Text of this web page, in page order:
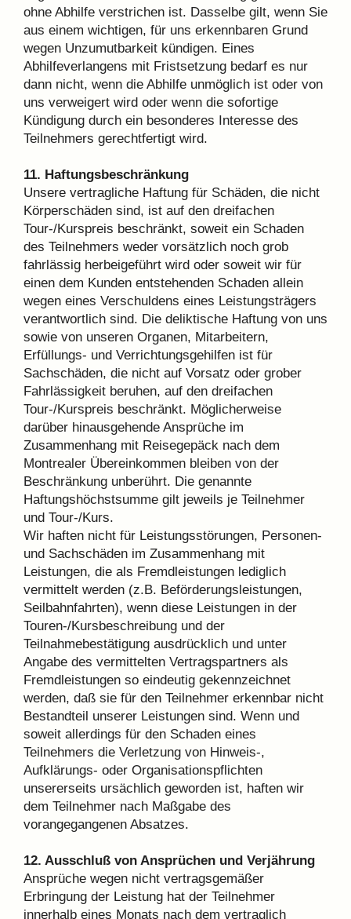
ohne Abhilfe verstrichen ist. Dasselbe gilt, wenn Sie
aus einem wichtigen, für uns erkennbaren Grund
wegen Unzumutbarkeit kündigen. Eines
Abhilfeverlangens mit Fristsetzung bedarf es nur
dann nicht, wenn die Abhilfe unmöglich ist oder von
uns verweigert wird oder wenn die sofortige
Kündigung durch ein besonderes Interesse des
Teilnehmers gerechtfertigt wird.
11. Haftungsbeschränkung
Unsere vertragliche Haftung für Schäden, die nicht
Körperschäden sind, ist auf den dreifachen
Tour-/Kurspreis beschränkt, soweit ein Schaden
des Teilnehmers weder vorsätzlich noch grob
fahrlässig herbeigeführt wird oder soweit wir für
einen dem Kunden entstehenden Schaden allein
wegen eines Verschuldens eines Leistungsträgers
verantwortlich sind. Die deliktische Haftung von uns
sowie von unseren Organen, Mitarbeitern,
Erfüllungs- und Verrichtungsgehilfen ist für
Sachschäden, die nicht auf Vorsatz oder grober
Fahrlässigkeit beruhen, auf den dreifachen
Tour-/Kurspreis beschränkt. Möglicherweise
darüber hinausgehende Ansprüche im
Zusammenhang mit Reisegepäck nach dem
Montrealer Übereinkommen bleiben von der
Beschränkung unberührt. Die genannte
Haftungshöchstsumme gilt jeweils je Teilnehmer
und Tour-/Kurs.
Wir haften nicht für Leistungsstörungen, Personen-
und Sachschäden im Zusammenhang mit
Leistungen, die als Fremdleistungen lediglich
vermittelt werden (z.B. Beförderungsleistungen,
Seilbahnfahrten), wenn diese Leistungen in der
Touren-/Kursbeschreibung und der
Teilnahmebestätigung ausdrücklich und unter
Angabe des vermittelten Vertragspartners als
Fremdleistungen so eindeutig gekennzeichnet
werden, daß sie für den Teilnehmer erkennbar nicht
Bestandteil unserer Leistungen sind. Wenn und
soweit allerdings für den Schaden eines
Teilnehmers die Verletzung von Hinweis-,
Aufklärungs- oder Organisationspflichten
unsererseits ursächlich geworden ist, haften wir
dem Teilnehmer nach Maßgabe des
vorangegangenen Absatzes.
12. Ausschluß von Ansprüchen und Verjährung
Ansprüche wegen nicht vertragsgemäßer
Erbringung der Leistung hat der Teilnehmer
innerhalb eines Monats nach dem vertraglich